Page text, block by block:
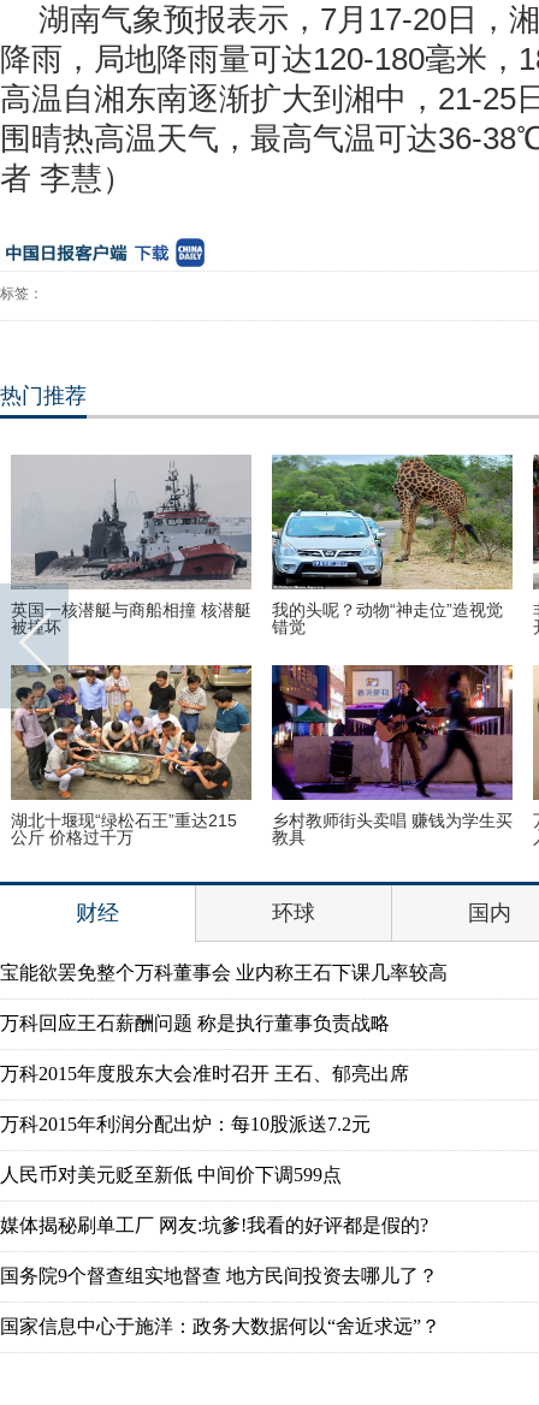
湖南气象预报表示，7月17-20日，
降雨，局地降雨量可达120-180毫米，
高温自湘东南逐渐扩大到湘中，21-25
围晴热高温天气，最高气温可达36-
者 李慧）
标签：
热门推荐
英国一核潜艇与商船相撞 核潜艇
被撞坏
我的头呢？动物“神走位”造视觉
错觉
湖北十堰现“绿松石王”重达215
公斤 价格过千万
乡村教师街头卖唱 赚钱为学生买
教具
财经 环球 国内
宝能欲罢免整个万科董事会 业内称王石下课几率较高
万科回应王石薪酬问题 称是执行董事负责战略
万科2015年度股东大会准时召开 王石、郁亮出席
万科2015年利润分配出炉：每10股派送7.2元
人民币对美元贬至新低 中间价下调599点
媒体揭秘刷单工厂 网友:坑爹!我看的好评都是假的?
国务院9个督查组实地督查 地方民间投资去哪儿了？
国家信息中心于施洋：政务大数据何以“舍近求远”？